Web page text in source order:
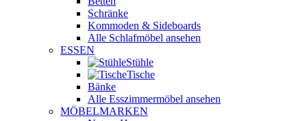
Schränke
Kommoden & Sideboards
Alle Schlafmöbel ansehen
ESSEN
Stühle
Tische
Bänke
Alle Esszimmermöbel ansehen
MÖBELMARKEN